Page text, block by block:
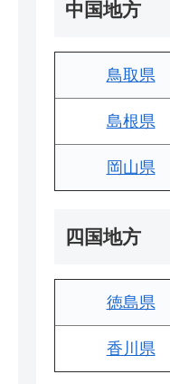
中国地方
鳥取県
島根県
岡山県
四国地方
徳島県
香川県